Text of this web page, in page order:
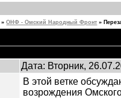
» ОНФ - Омский Народный Фронт »
Дата: Вторник,
В этой ветке
возрождения